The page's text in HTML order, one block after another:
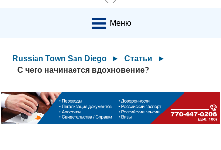
Меню
Russian Town San Diego ► Статьи
►
С чего начинается вдохновение?